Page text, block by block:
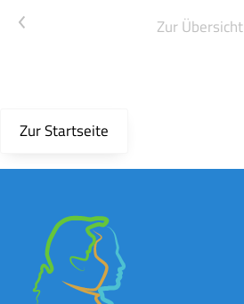
Vorheriger Artikel Zur Übersicht
Zur Startseite